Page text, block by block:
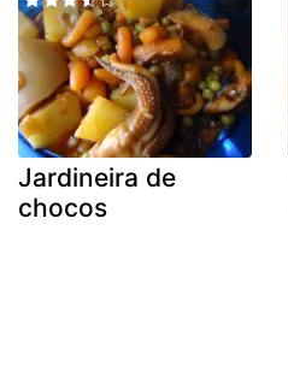
Jardineira de
chocos